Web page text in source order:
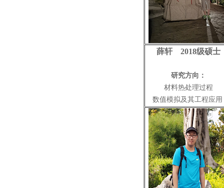
薛轩 2018级硕士
研究方向：
材料热处理过程
数值模拟及其工程应用